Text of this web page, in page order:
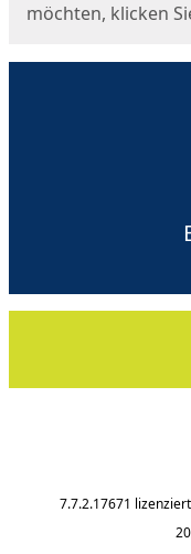
möchten, klicken
7.7.2.17671